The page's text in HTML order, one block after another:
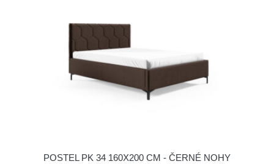
POSTEL PK 34 160X200 CM - ČERNÉ NOHY